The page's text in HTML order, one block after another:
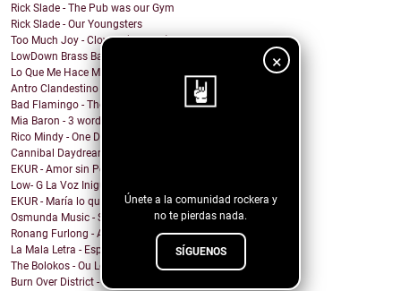
×
Únete a la comunidad rockera y
no te pierdas nada.
SÍGUENOS
Rick Slade - The Pub was our Gym
Rick Slade - Our Youngsters
Too Much Joy - Clowns (but Ska)
LowDown Brass Band - Echoes of a Photo
Lo Que Me Hace Mal - Matanza
Antro Clandestino - Playa y Sol
Bad Flamingo - The Fruit
Mia Baron - 3 words
Rico Mindy - One Day I...
Cannibal Daydream - Baby, Can't You Feel My Sickness?
EKUR - Amor sin Permiso (Love is Love)
Low- G La Voz Inigualable - Sensacion
EKUR - María lo quiero Todo
Osmunda Music - Spread the Love Around
Ronang Furlong - All That I Became
La Mala Letra - Espacio Vacío
The Bolokos - Ou Lé Lé
Burn Over District - The Symbols Between Us